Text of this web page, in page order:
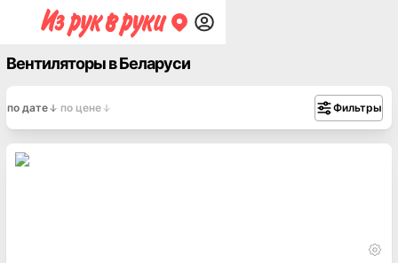
Вентиляторы в Беларуси
по дате по цене Фильтры